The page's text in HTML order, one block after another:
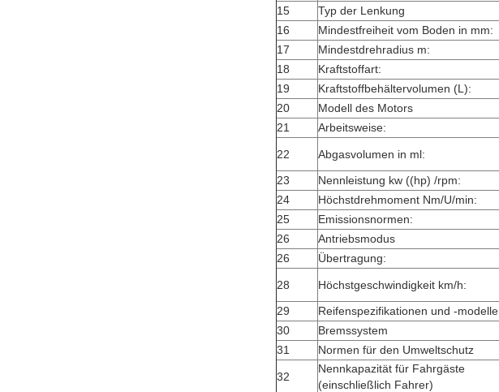
15
Typ der Lenkung
16
Mindestfreiheit vom Boden in mm:
17
Mindestdrehradius m:
18
Kraftstoffart:
19
Kraftstoffbehältervolumen (L):
20
Modell des Motors
21
Arbeitsweise:
22 Abgasvolumen in ml:
23
Nennleistung kw ((hp) /rpm:
24
Höchstdrehmoment Nm/U/min:
25
Emissionsnormen:
26
Antriebsmodus
26
Übertragung:
28 Höchstgeschwindigkeit km/h:
29
Reifenspezifikationen und -modelle
30
Bremssystem
31
Normen für den Umweltschutz
32
Nennkapazität für Fahrgäste
(einschließlich Fahrer)